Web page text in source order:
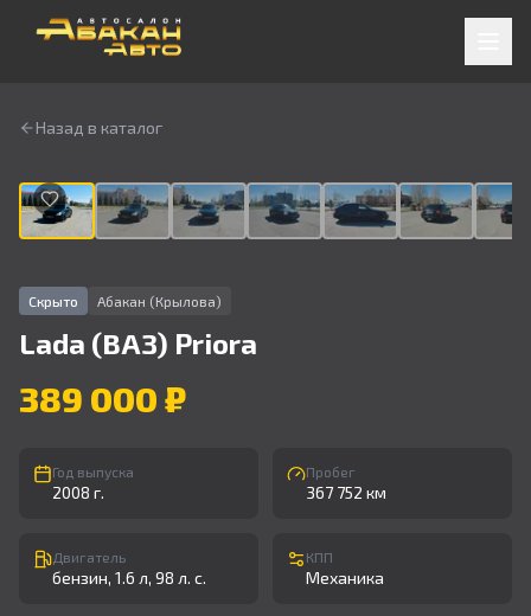
Назад в каталог
Скрыто Абакан (Крылова)
Lada (ВАЗ) Priora
389 000 ₽
Год выпуска
2008 г.
Пробег
367 752 км
Двигатель
бензин, 1.6 л, 98 л. с.
КПП
Механика